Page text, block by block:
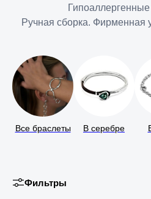
Ручная сборка. Фирменная
Все браслеты В серебре
Фильтры